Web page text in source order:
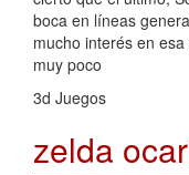
boca en líneas
mucho interés en
muy poco
3d Juegos
zelda